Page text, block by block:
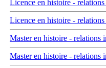
Licence en histoire -
Licence en histoire -
Master en histoire - relations
Master en histoire - relations